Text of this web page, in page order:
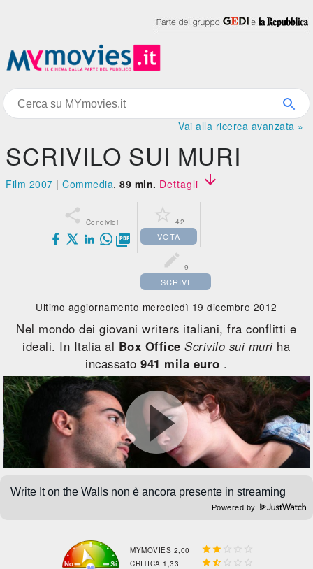
Vai alla ricerca avanzata »
SCRIVILO SUI MURI
Film 2007 |Commedia,89 min. Dettagli 
 Condividi

 42
VOTA
 9
SCRIVI
Ultimo aggiornamento mercoledì 19 dicembre 2012
Nel mondo dei giovani writers italiani, fra conflitti e
ideali. In Italia al Box Office Scrivilo sui muriha
incassato941 mila euro .
Powered by
MYMOVIES 2,00    
CRITICA 1,33    